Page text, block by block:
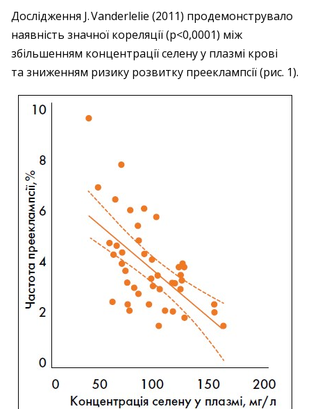
Дослідження J. Vanderlelie (2011) продемонструвало
наявність значної кореляції (р<0,0001) між
збільшенням концентрації селену у плазмі крові
та зниженням ризику розвитку пре­­ек­лампсії (рис. 1).